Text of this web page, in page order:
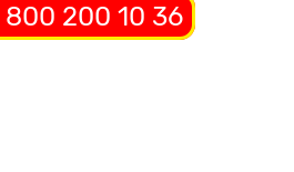
200 10 36